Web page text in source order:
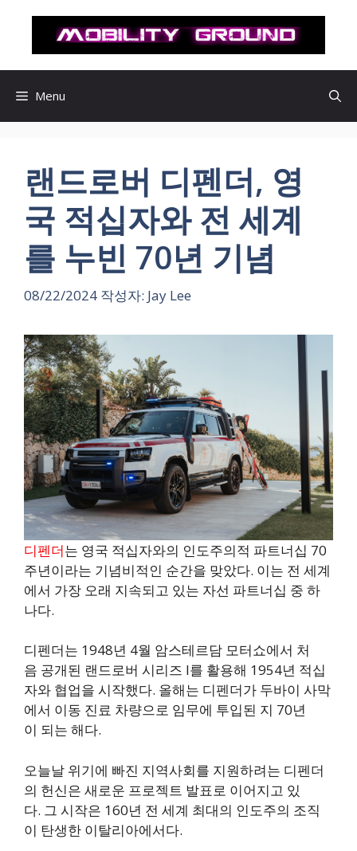
로
Menu
랜드로버 디펜더, 영
국 적십자와 전 세계
를 누빈 70년 기념
08/22/2024 작성자: Jay Lee
디펜더는 영국 적십자와의 인도주의적 파트너십 70
주년이라는 기념비적인 순간을 맞았다. 이는 전 세계
에서 가장 오래 지속되고 있는 자선 파트너십 중 하
나다.
디펜더는 1948년 4월 암스테르담 모터쇼에서 처
음 공개된 랜드로버 시리즈 I를 활용해 1954년 적십
자와 협업을 시작했다. 올해는 디펜더가 두바이 사막
에서 이동 진료 차량으로 임무에 투입된 지 70년
이 되는 해다.
오늘날 위기에 빠진 지역사회를 지원하려는 디펜더
의 헌신은 새로운 프로젝트 발표로 이어지고 있
다. 그 시작은 160년 전 세계 최대의 인도주의 조직
이 탄생한 이탈리아에서다.